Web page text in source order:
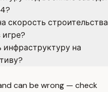
скорость строительства
инфраструктуру на
can be wrong — check